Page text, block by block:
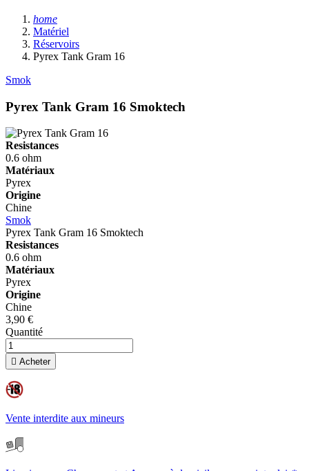
home
Matériel
Réservoirs
Pyrex Tank Gram 16
Smok
Pyrex Tank Gram 16 Smoktech
Resistances
0.6 ohm
Matériaux
Pyrex
Origine
Chine
Smok
Pyrex Tank Gram 16 Smoktech
Resistances
0.6 ohm
Matériaux
Pyrex
Origine
Chine
3,90 €
Quantité
 Acheter
Vente interdite aux mineurs